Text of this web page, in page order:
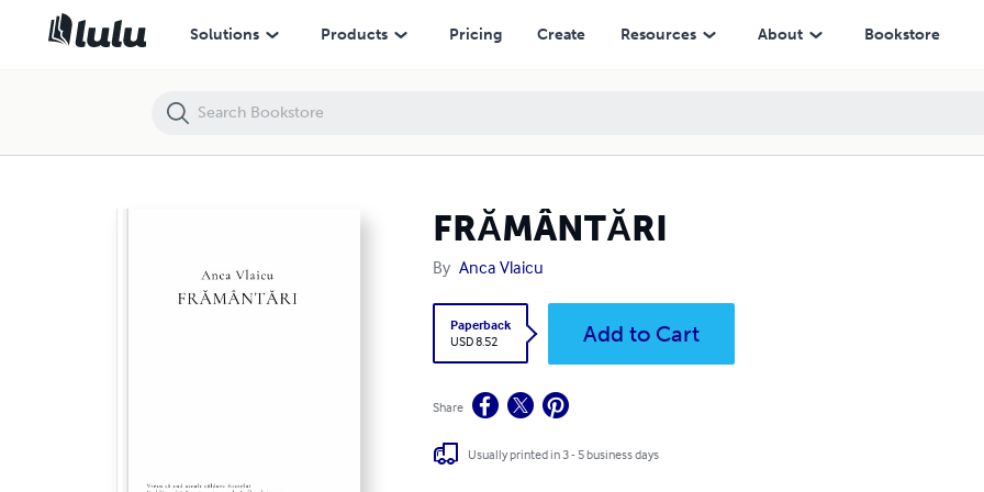
Solutions Products Pricing Create Resources About Bookstore
FRĂMÂNTĂRI
By Anca Vlaicu
Paperback
USD 8.52
Add to Cart
Share
Usually printed in 3 - 5 business days
FRĂMÂNTĂRI